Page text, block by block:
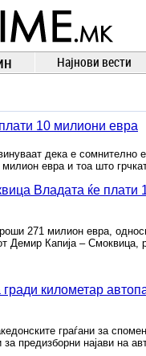
ВЕСТИ
NEWSНајнови вести
10 милиони евра
дека е сомнително
евра и тоа што
Владата ќе плати
271 милион евра,
Демир Капија – Смоквица,
километар
граѓани за
предизборни најави на